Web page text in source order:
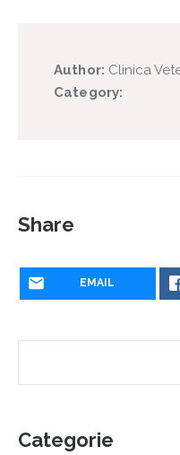
Author: Clinica
Category:
Share
EMAIL
Categorie